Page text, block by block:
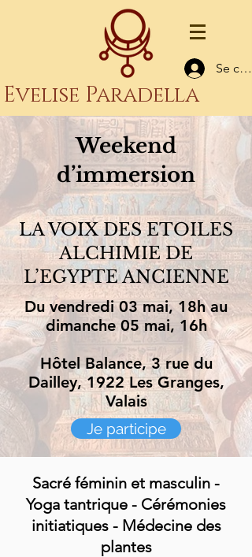
Se
Evelise Paradella
Weekend
d’immersion
LA VOIX DES ETOILES
ALCHIMIE DE
L’EGYPTE ANCIENNE
Du vendredi 03 mai, 18h au
dimanche 05 mai, 16h
Hôtel Balance, 3 rue du
Dailley, 1922 Les Granges,
Valais
Je participe
Sacré féminin et masculin -
Yoga tantrique - Cérémonies
initiatiques - Médecine des
plantes